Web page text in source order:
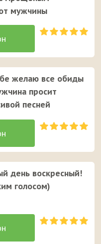
мужчины
желаю все обиды
просит
песней
день воскресный!
голосом)